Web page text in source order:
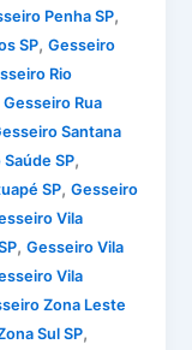
Penha SP,
SP,Gesseiro
Rio
Gesseiro Rua
Santana
SP,
SP,Gesseiro
Vila
,Gesseiro Vila
Vila
Zona Leste
Sul SP,